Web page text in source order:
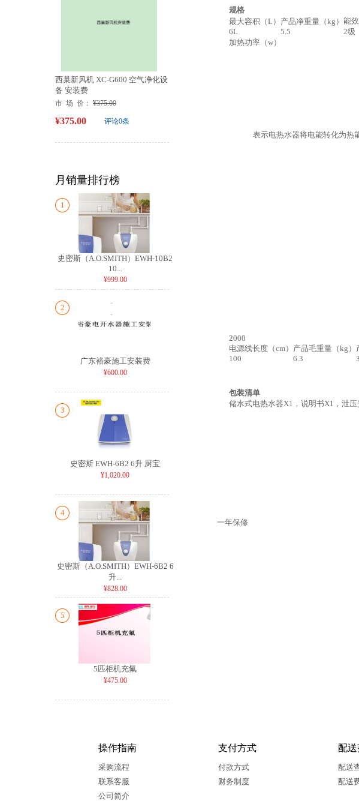
西巢新风机 XC-G600 空气净化设
备 安装费
市 场 价： ¥375.00
评论0条
¥375.00
月销量排行榜
1
史密斯（A.O.SMITH）EWH-10B2
10...
¥999.00
2
广东裕豪施工安装费
¥600.00
3
史密斯 EWH-6B2 6升 厨宝
¥1,020.00
4
史密斯（A.O.SMITH）EWH-6B2 6
升...
¥828.00
5
5匹柜机充氟
¥475.00
规格
最大容积（L）
6L
产品净重量（kg）
5.5
能
2级
加热功率（w）
表示电热水器将电能转化为热
2000
电源线长度（cm）
100
产品毛重量（kg）
6.3
包装清单
储水式电热水器X1，说明书X1，泄压
一年保修
操作指南
采购流程
联系客服
公司简介
支付方式
付款方式
财务制度
配送
配送
配送